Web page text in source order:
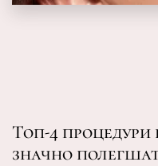
Топ-4
значно